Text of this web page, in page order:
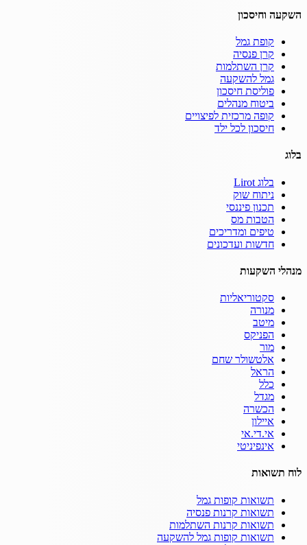
השקעה וחיסכון
קופת גמל
קרן פנסיה
קרן השתלמות
גמל להשקעה
פוליסת חיסכון
ביטוח מנהלים
קופה מרכזית לפיצויים
חיסכון לכל ילד
בלוג
בלוג Lirot
ניתוח שוק
תכנון פיננסי
הטבות מס
טיפים ומדריכים
חדשות ועדכונים
מנהלי השקעות
סקטוריאליות
מנורה
מיטב
הפניקס
מור
אלטשולר שחם
הראל
כלל
מגדל
הכשרה
איילון
אי.די.אי
אינפיניטי
לוח תשואות
תשואות קופות גמל
תשואות קרנות פנסיה
תשואות קרנות השתלמות
תשואות קופות גמל להשקעה